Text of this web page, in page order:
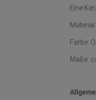
Eine
Farbe:
Maße: